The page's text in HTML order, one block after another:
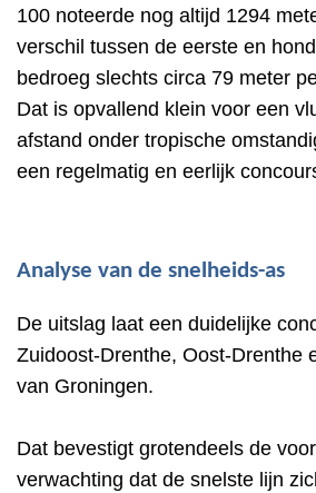
100 noteerde nog altijd 1294
verschil tussen de eerste en
bedroeg slechts circa 79 meter
Dat is opvallend klein voor een
afstand onder tropische
een regelmatig en eerlijk
Analyse van de snelheids-as
De uitslag laat een duidelijke
Zuidoost-Drenthe, Oost-Drenthe
van Groningen.
Dat bevestigt grotendeels de
verwachting dat de snelste lijn